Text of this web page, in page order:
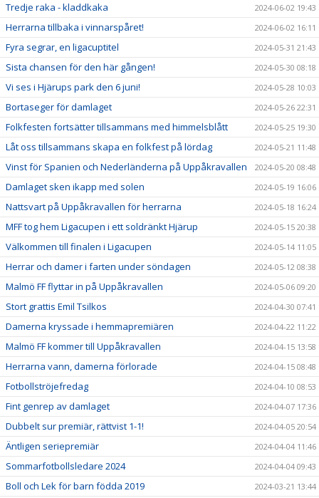
Tredje raka - kladdkaka 2024-06-02 19:43
Herrarna tillbaka i vinnarspåret! 2024-06-02 16:11
Fyra segrar, en ligacuptitel 2024-05-31 21:43
Sista chansen för den här gången! 2024-05-30 08:18
Vi ses i Hjärups park den 6 juni! 2024-05-28 10:03
Bortaseger för damlaget 2024-05-26 22:31
Folkfesten fortsätter tillsammans med himmelsblått 2024-05-25 19:30
Låt oss tillsammans skapa en folkfest på lördag 2024-05-21 11:48
Vinst för Spanien och Nederländerna på Uppåkravallen 2024-05-20 08:48
Damlaget sken ikapp med solen 2024-05-19 16:06
Nattsvart på Uppåkravallen för herrarna 2024-05-18 16:24
MFF tog hem Ligacupen i ett soldränkt Hjärup 2024-05-15 20:38
Välkommen till finalen i Ligacupen 2024-05-14 11:05
Herrar och damer i farten under söndagen 2024-05-12 08:38
Malmö FF flyttar in på Uppåkravallen 2024-05-06 09:20
Stort grattis Emil Tsilkos 2024-04-30 07:41
Damerna kryssade i hemmapremiären 2024-04-22 11:22
Malmö FF kommer till Uppåkravallen 2024-04-15 13:58
Herrarna vann, damerna förlorade 2024-04-15 08:48
Fotbollströjefredag 2024-04-10 08:53
Fint genrep av damlaget 2024-04-07 17:36
Dubbelt sur premiär, rättvist 1-1! 2024-04-05 20:54
Äntligen seriepremiär 2024-04-04 11:46
Sommarfotbollsledare 2024 2024-04-04 09:43
Boll och Lek för barn födda 2019 2024-03-21 13:44